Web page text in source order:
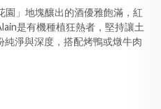
園」地塊釀出的酒優雅飽滿，紅
是有機種植狂熱者，堅持讓土
淨與深度，搭配烤鴨或燉牛肉